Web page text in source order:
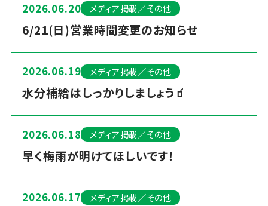
2026.06.20 メディア掲載／その他
6/21(日)営業時間変更のお知らせ
2026.06.19 メディア掲載／その他
水分補給はしっかりしましょう🧃
2026.06.18 メディア掲載／その他
早く梅雨が明けてほしいです！
2026.06.17 メディア掲載／その他